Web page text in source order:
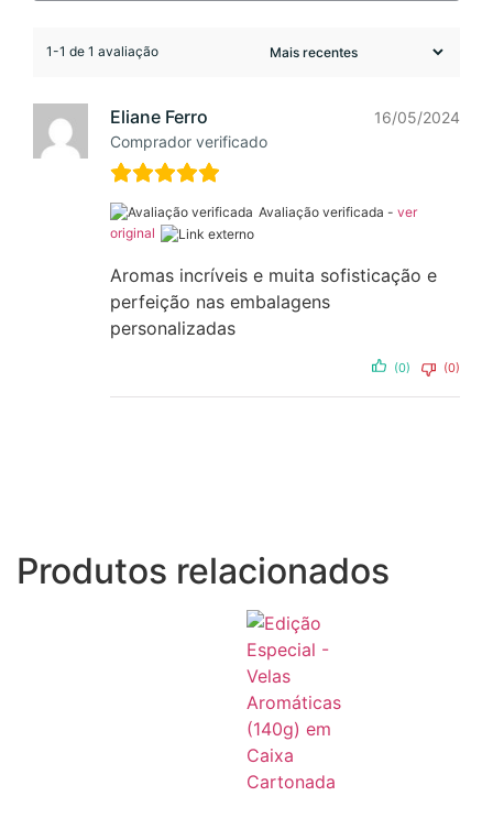
1-1 de 1 avaliação
Eliane Ferro
Comprador verificado
16/05/2024
Avaliação verificada - ver
original
Aromas incríveis e muita sofisticação e
perfeição nas embalagens
personalizadas
(0) (0)
Produtos relacionados